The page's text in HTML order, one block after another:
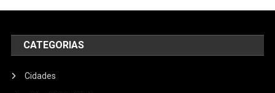
CATEGORIAS
Cidades